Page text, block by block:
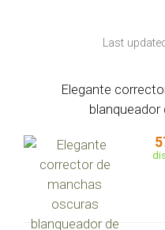
Last
Elegante
blanqueador